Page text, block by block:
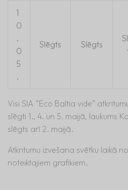
1
0
.
0
5
.
Slēgts Slēgts
Visi SIA “Eco Baltia vide”
slēgti 1., 4. un 5. maijā, laukums
slēgts arī 2. maijā.
Atkritumu izvešana svētku laikā
noteiktajiem grafikiem.